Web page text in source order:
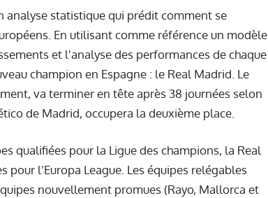
analyse statistiquequi prédit comment se
En utilisant comme référence un modèle
et l'analyse des performances de chaque
champion en Espagne : le Real Madrid. Le
va terminer en tête après 38 journées selon
de Madrid, occupera la deuxième place.
qualifiées pour la Ligue des champions, la Real
l’Europa League. Les équipes relégables
nouvellement promues (Rayo, Mallorca et